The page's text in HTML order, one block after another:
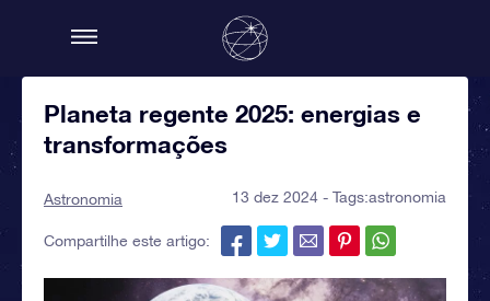
Planeta regente 2025: energias e
transformações
Astronomia 13 dez 2024 - Tags:astronomia
Compartilhe este artigo: